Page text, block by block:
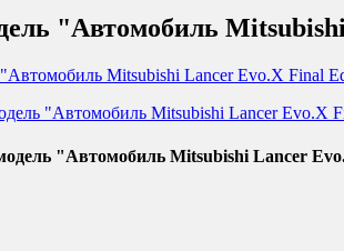
"Автомобиль
"Автомобиль Mitsubishi Lancer